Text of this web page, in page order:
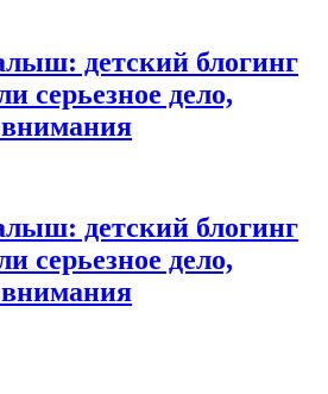
детский блогинг
серьезное дело,
детский блогинг
серьезное дело,